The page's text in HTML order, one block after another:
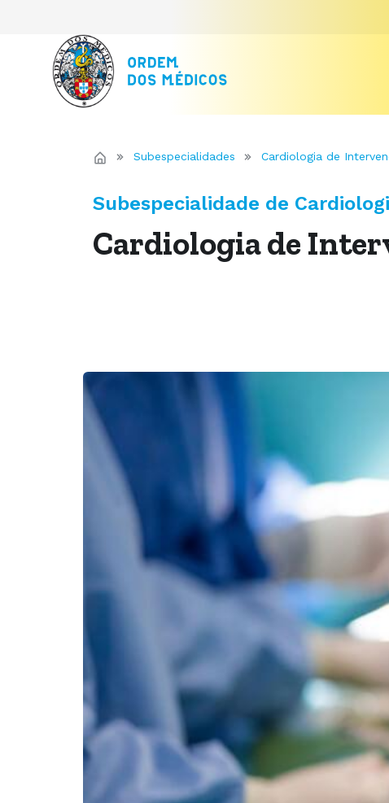
Subespecialidades Cardiologia de
Subespecialidade de
Cardiologia de